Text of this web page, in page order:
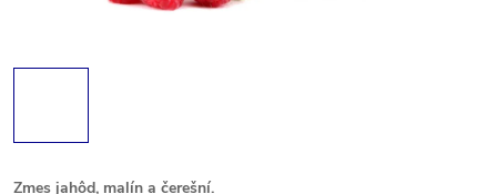
Zmes jahôd, malín a čerešní.